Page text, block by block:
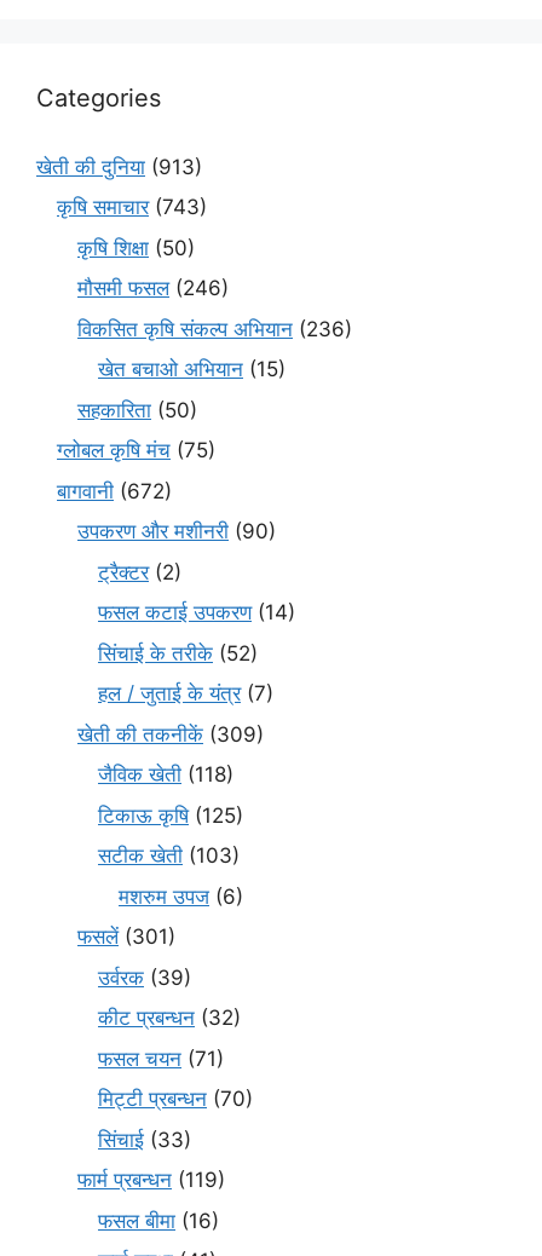
Categories
खेती की दुनिया (913)
कृषि समाचार(743)
कृषि शिक्षा (50)
मौसमी फसल(246)
विकसित कृषि संकल्प अभियान (236)
खेत बचाओ अभियान (15)
सहकारिता (50)
ग्लोबल कृषि मंच (75)
बागवानी (672)
उपकरण और मशीनरी (90)
ट्रैक्टर(2)
फसल कटाई उपकरण(14)
सिंचाई के तरीके (52)
हल / जुताई के यंत्र(7)
खेती की तकनीकें (309)
जैविक खेती (118)
टिकाऊ कृषि(125)
सटीक खेती (103)
मशरुम उपज (6)
फसलें(301)
उर्वरक (39)
कीट प्रबन्धन (32)
फसल चयन (71)
मि‌ट्टी प्रबन्धन (70)
सिंचाई (33)
फार्म प्रबन्धन (119)
फसल बीमा (16)